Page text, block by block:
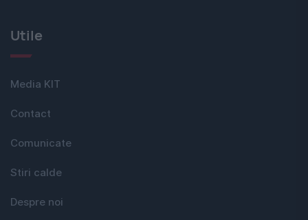
Utile
Media KIT
Contact
Comunicate
Stiri calde
Despre noi